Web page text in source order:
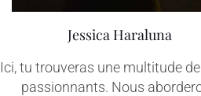
Jessica Haraluna
Ici, tu trouveras une multitude
passionnants. Nous